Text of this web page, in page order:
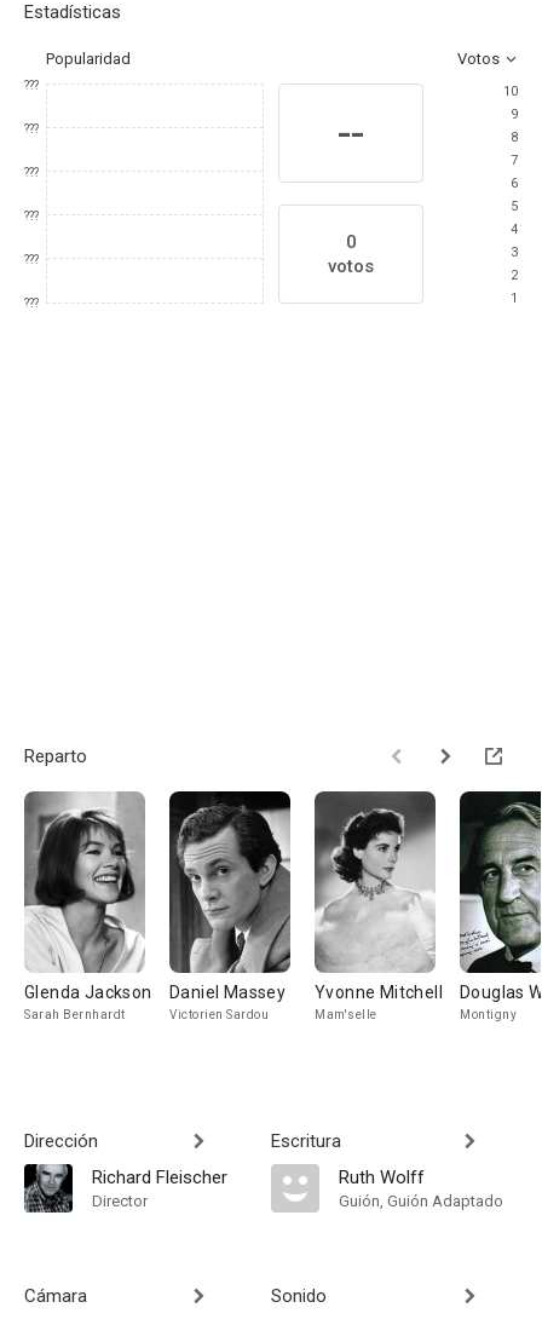
Estadísticas
Popularidad Votos
???
???
???
???
???
???
--
0
votos
10
9
8
7
6
5
4
3
2
1
Reparto
Glenda Jackson
Sarah Bernhardt
Daniel Massey
Victorien Sardou
Yvonne Mitchell
Mam'selle
Douglas
Montigny
Dirección
Richard Fleischer
Director
Cámara
Escritura
Ruth Wolff
Guión, Guión Adaptado
Sonido